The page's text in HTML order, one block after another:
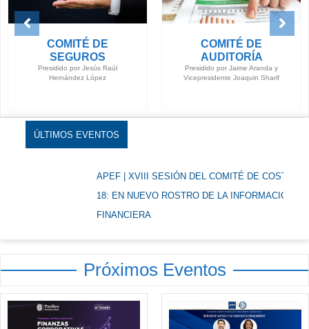
COMITÉ DE
SEGUROS
Presidido por Jesús Raúl
Hernández López
COMITÉ DE
AUDITORÍA
Presidido por Jaime Aranda y
Vicepresidente Joaquin Sharif
ÚLTIMOS EVENTOS
APEF | XVIII SESIÓN DEL COMITÉ DE COSTOS – NIIF
18: EN NUEVO ROSTRO DE LA INFORMACIÓN
Próximos Eventos